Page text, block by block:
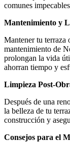
comunes
Mantenimiento y
Mantener tu terraza
mantenimiento de
prolongan la vida
ahorran tiempo y
Limpieza Post-
Después de una
la belleza de tu
construcción y
Consejos para el